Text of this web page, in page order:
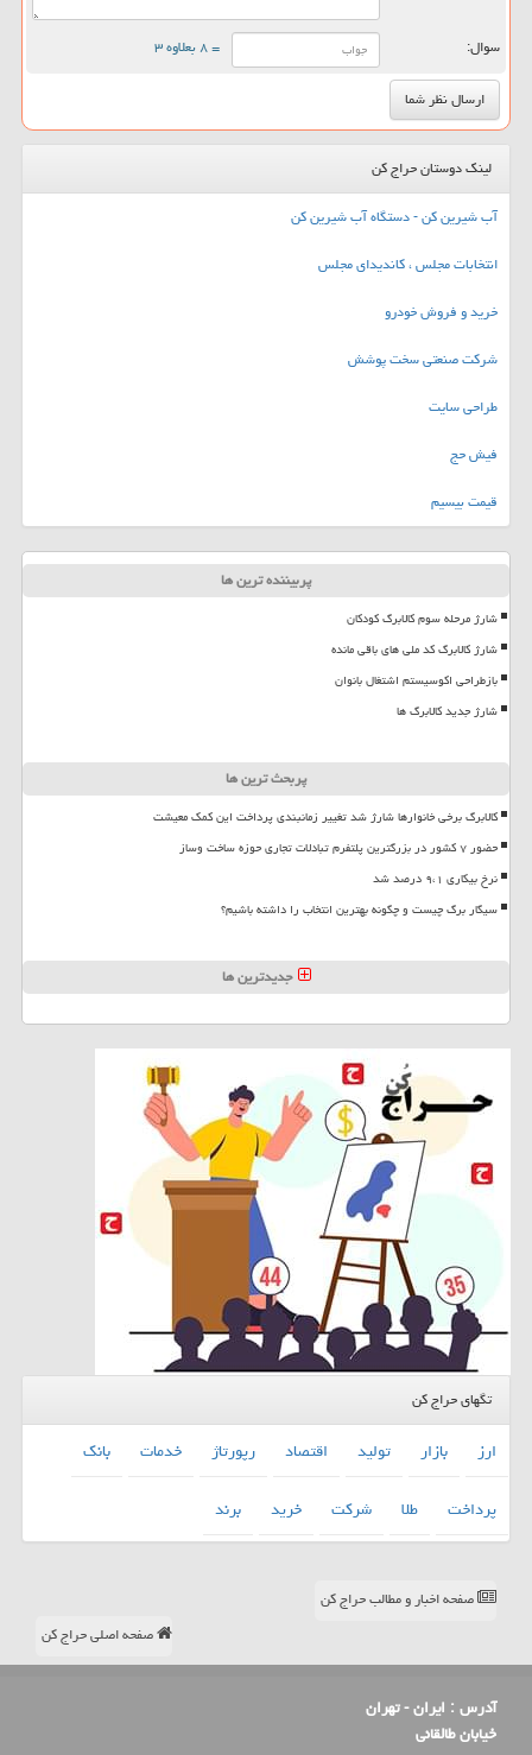
سوال: = ۸ بعلاوه ۳
لینک دوستان حراج کن
آب شیرین کن - دستگاه آب شیرین کن
انتخابات مجلس ، کاندیدای مجلس
خرید و فروش خودرو
شرکت صنعتی سخت پوشش
طراحی سایت
فیش حج
قیمت بیسیم
پربیننده ترین ها
شارژ مرحله سوم کالابرگ کودکان
شارژ کالابرگ کد ملی های باقی مانده
بازطراحی اکوسیستم اشتغال بانوان
شارژ جدید کالابرگ ها
پربحث ترین ها
کالابرگ برخی خانوارها شارژ شد تغییر زمانبندی پرداخت این کمک معیشت
حضور ۷ کشور در بزرگترین پلتفرم تبادلات تجاری حوزه ساخت وساز
نرخ بیکاری ۹،۱ درصد شد
سیگار برگ چیست و چگونه بهترین انتخاب را داشته باشیم؟
جدیدترین ها
تگهای حراج کن
ارز بازار تولید اقتصاد رپورتاژ خدمات
بانك
پرداخت
طلا شركت خرید برند
صفحه اخبار و مطالب حراج کن
صفحه اصلی حراج کن
آدرس : ایران - تهران
خیابان طالقانی